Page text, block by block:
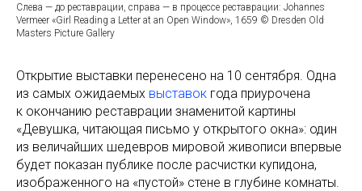
Слева — до реставрации, справа — в процессе реставрации: Johannes
Vermeer «Girl Reading a Letter at an Open Window», 1659 © Dresden Old
Masters Picture Gallery
Открытие выставки перенесено на 10 сентября. Одна
из самых ожидаемых выставок года приурочена
к окончанию реставрации знаменитой картины
«Девушка, читающая письмо у открытого окна»: один
из величайших шедевров мировой живописи впервые
будет показан публике после расчистки купидона,
изображенного на «пустой» стене в глубине комнаты.